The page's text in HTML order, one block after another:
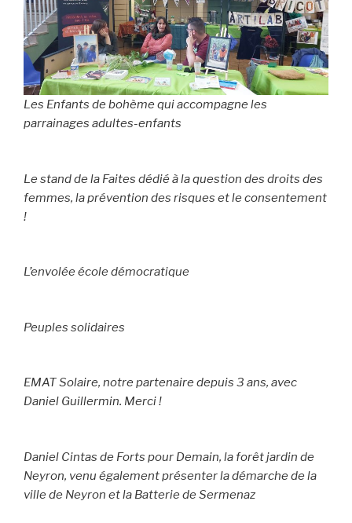
Les Enfants de bohème qui accompagne les
parrainages adultes-enfants
Le stand de la Faites dédié à la question des droits des
femmes, la prévention des risques et le consentement
!
L’envolée école démocratique
Peuples solidaires
EMAT Solaire, notre partenaire depuis 3 ans, avec
Daniel Guillermin. Merci !
Daniel Cintas de Forts pour Demain, la forêt jardin de
Neyron, venu également présenter la démarche de la
ville de Neyron et la Batterie de Sermenaz